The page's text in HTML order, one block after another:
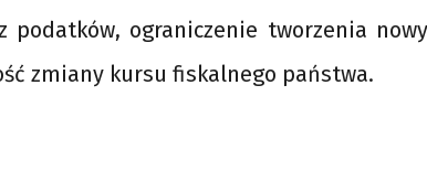
podatków, ograniczenie tworzenia
zmiany kursu fiskalnego państwa.